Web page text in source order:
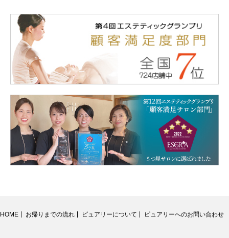
HOME お帰りまでの流れ ピュアリーについて ピュアリーへのお問い合わせ